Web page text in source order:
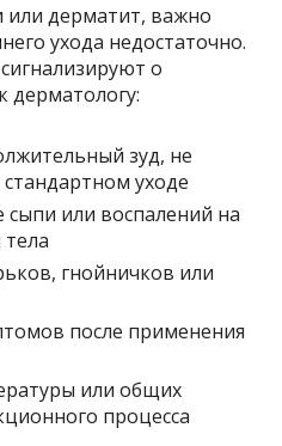
или дерматит, важно
ухода недостаточно.
о
дерматологу:
зуд, не
уходе
сыпи или воспалений на
гнойничков или
после применения
или общих
процесса